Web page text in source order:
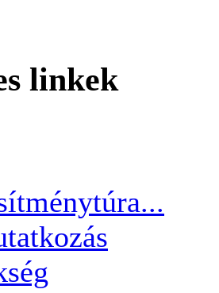
linkek